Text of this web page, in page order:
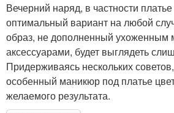
Вечерний наряд, в частности
оптимальный вариант на любой
образ, не дополненный ухоженным
аксессуарами, будет выглядеть
Придерживаясь нескольких
особенный маникюр под платье
желаемого результата.